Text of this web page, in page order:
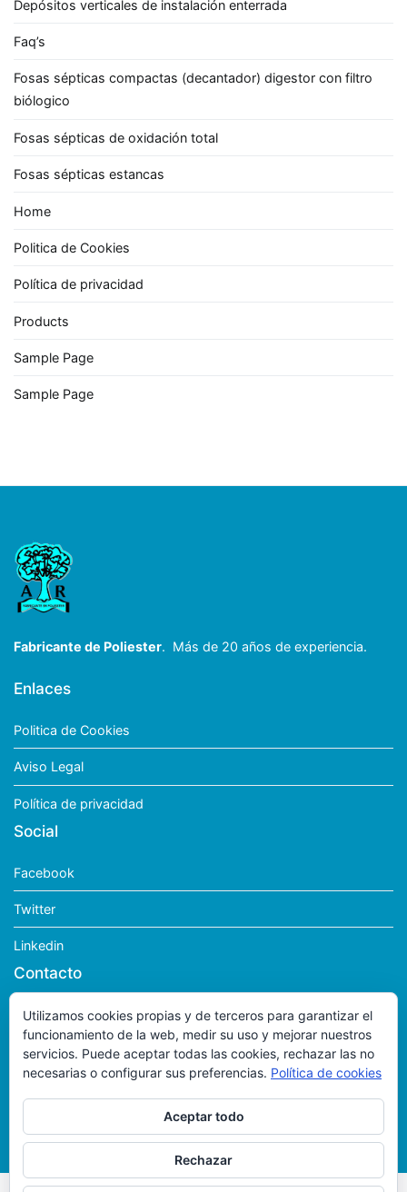
Depósitos verticales de instalación enterrada
Faq’s
Fosas sépticas compactas (decantador) digestor con filtro
biólogico
Fosas sépticas de oxidación total
Fosas sépticas estancas
Home
Politica de Cookies
Política de privacidad
Products
Sample Page
Sample Page
Fabricante de Poliester. Más de 20 años de experiencia.
Enlaces
Politica de Cookies
Aviso Legal
Política de privacidad
Social
Facebook
Twitter
Linkedin
Contacto
Polig. Ind. La Vicaria – C/ Cuevas de Peñarubia, Nave 1
41564 Lora de Estepa (Sevilla)
633 958 449
antoniopoliester@movistar.es
Utilizamos cookies propias y de terceros para garantizar el
funcionamiento de la web, medir su uso y mejorar nuestros
servicios. Puede aceptar todas las cookies, rechazar las no
necesarias o configurar sus preferencias. Política de cookies
Aceptar todo
Rechazar